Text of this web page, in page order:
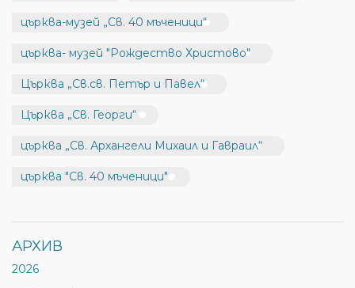
църква-музей „Св. 40 мъченици“
църква- музей "Рождество Христово"
Църква „Св.св. Петър и Павел“
Църква „Св. Георги“
църква „Св. Архангели Михаил и Гавраил“
църква "Св. 40 мъченици"
АРХИВ
2026